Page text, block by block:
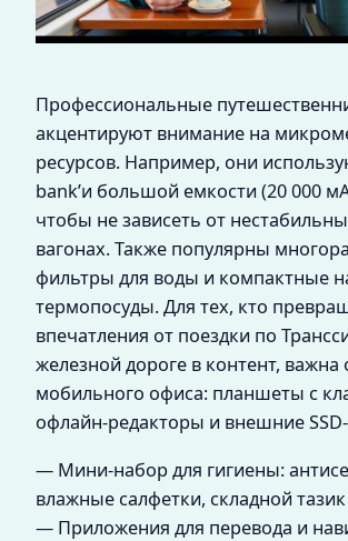
Профессиональные
акцентируют внимание на
ресурсов. Например, они
bank’и большой емкости (20 000
чтобы не зависеть от
вагонах. Также популярны
фильтры для воды и компактные
термопосуды. Для тех, кто
впечатления от поездки по
железной дороге в контент, важна
мобильного офиса: планшеты с
офлайн-редакторы и внешние
— Мини-набор для гигиены:
влажные салфетки, складной тазик
— Приложения для перевода и